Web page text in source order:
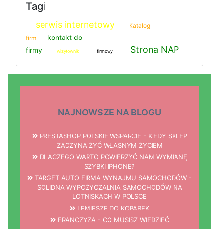
Tagi
serwis internetowy
Katalog
firm
kontakt do
firmy
wizytownik firmowy Strona NAP
NAJNOWSZE NA BLOGU
PRESTASHOP POLSKIE WSPARCIE - KIEDY SKLEP
ZACZYNA ŻYĆ WŁASNYM ŻYCIEM
DLACZEGO WARTO POWIERZYĆ NAM WYMIANĘ
SZYBKI IPHONE?
TARGET AUTO FIRMA WYNAJMU SAMOCHODÓW -
SOLIDNA WYPOŻYCZALNIA SAMOCHODÓW NA
LOTNISKACH W POLSCE
LEMIESZE DO KOPAREK
FRANCZYZA - CO MUSISZ WIEDZIEĆ